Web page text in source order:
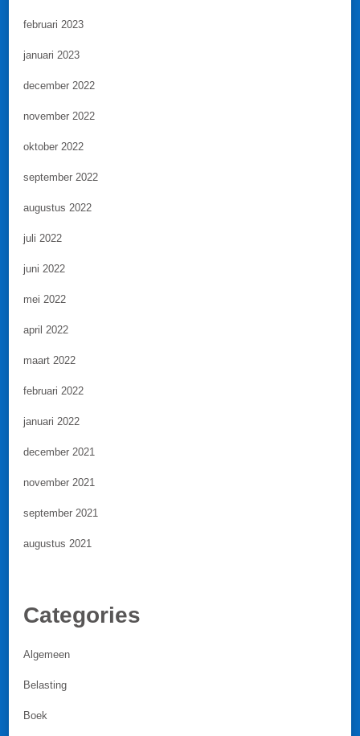
februari 2023
januari 2023
december 2022
november 2022
oktober 2022
september 2022
augustus 2022
juli 2022
juni 2022
mei 2022
april 2022
maart 2022
februari 2022
januari 2022
december 2021
november 2021
september 2021
augustus 2021
Categories
Algemeen
Belasting
Boek